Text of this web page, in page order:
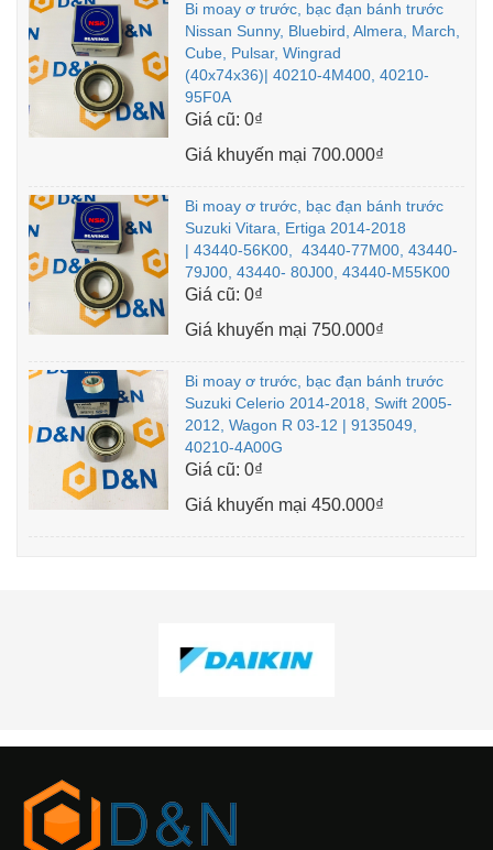
Bi moay ơ trước, bạc đạn bánh trước
Nissan Sunny, Bluebird, Almera, March,
Cube, Pulsar, Wingrad
(40x74x36)| 40210-4M400, 40210-
95F0A
Giá cũ: 0₫
Giá khuyến mại 700.000₫
Bi moay ơ trước, bạc đạn bánh trước
Suzuki Vitara, Ertiga 2014-2018
| 43440-56K00, 43440-77M00, 43440-
79J00, 43440- 80J00, 43440-M55K00
Giá cũ: 0₫
Giá khuyến mại 750.000₫
Bi moay ơ trước, bạc đạn bánh trước
Suzuki Celerio 2014-2018, Swift 2005-
2012, Wagon R 03-12 | 9135049,
40210-4A00G
Giá cũ: 0₫
Giá khuyến mại 450.000₫